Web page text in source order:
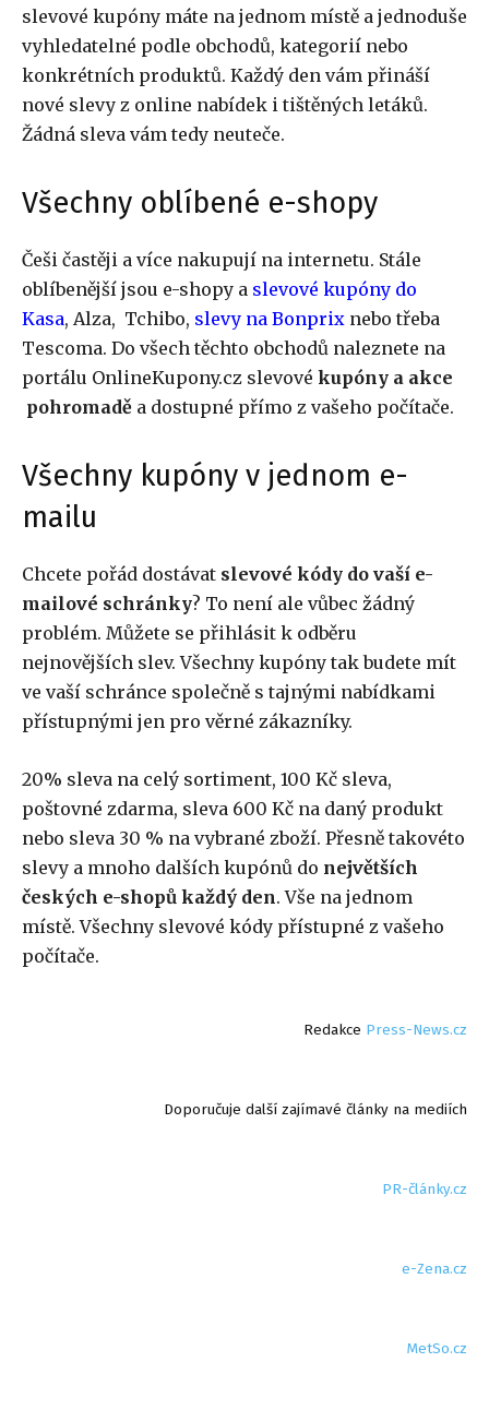
slevové kupóny máte na jednom místě a jednoduše
vyhledatelné podle obchodů, kategorií nebo
konkrétních produktů. Každý den vám přináší
nové slevy z online nabídek i tištěných letáků.
Žádná sleva vám tedy neuteče.
Všechny oblíbené e-shopy
Češi častěji a více nakupují na internetu. Stále
oblíbenější jsou e-shopy a slevové kupóny do
Kasa, Alza, Tchibo, slevy na Bonprix nebo třeba
Tescoma. Do všech těchto obchodů naleznete na
portálu OnlineKupony.cz slevové kupóny a akce
pohromadě a dostupné přímo z vašeho počítače.
Všechny kupóny v jednom e-
mailu
Chcete pořád dostávat slevové kódy do vaší e-
mailové schránky? To není ale vůbec žádný
problém. Můžete se přihlásit k odběru
nejnovějších slev. Všechny kupóny tak budete mít
ve vaší schránce společně s tajnými nabídkami
přístupnými jen pro věrné zákazníky.
20% sleva na celý sortiment, 100 Kč sleva,
poštovné zdarma, sleva 600 Kč na daný produkt
nebo sleva 30 % na vybrané zboží. Přesně takovéto
slevy a mnoho dalších kupónů do největších
českých e-shopů každý den. Vše na jednom
místě. Všechny slevové kódy přístupné z vašeho
počítače.
Redakce Press-News.cz
Doporučuje další zajímavé články na mediích
PR-články.cz
e-Zena.cz
MetSo.cz